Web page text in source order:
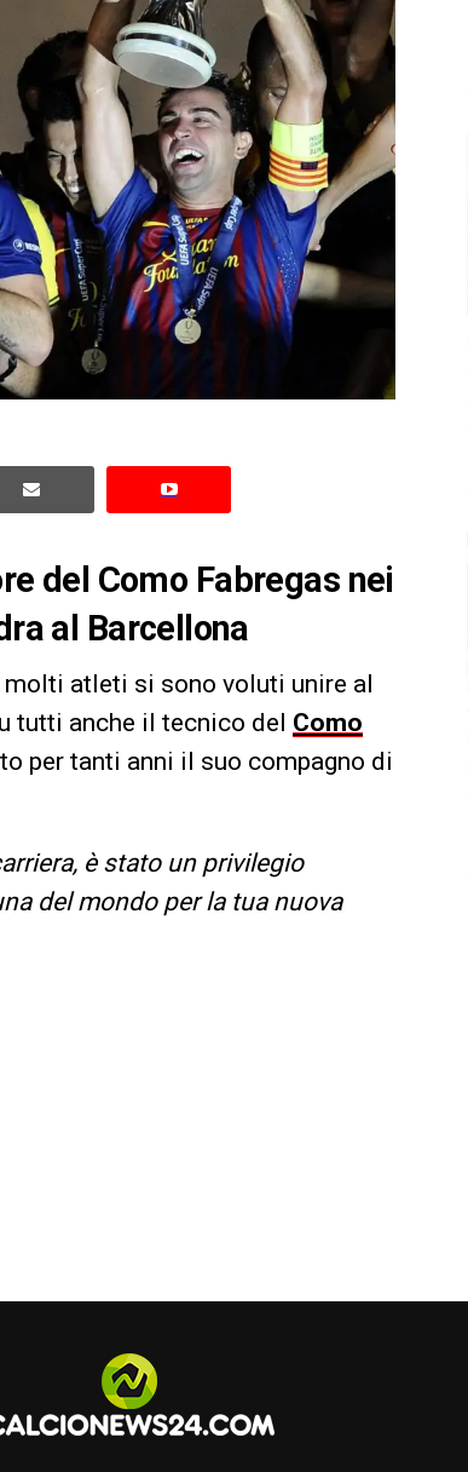
del Como Fabregas nei
al Barcellona
atleti si sono voluti unire al
tutti anche il tecnico del Como
per tanti anni il suo compagno di
è stato un privilegio
del mondo per la tua nuova